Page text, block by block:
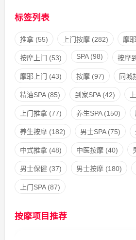
标签列表
推拿(55) 上门按摩(282) 摩耶
按摩上门 (53) SPA(98) 按摩
摩耶上门 (43) 按摩(97) 同城
精油SPA(85) 到家SPA(42)
上门推拿(77) 养生SPA(150)
养生按摩(182) 男士SPA(75)
中式推拿(48) 中医按摩(40)
男士保健(37) 男士按摩(180)
上门SPA(87)
按摩项目推荐